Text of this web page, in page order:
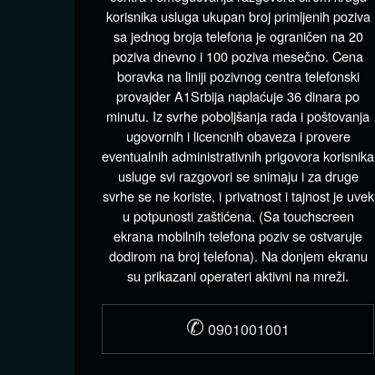
korisnika usluga ukupan broj primljenih poziva
sa jednog broja telefona je ograničen na 20
poziva dnevno i 100 poziva mesečno. Cena
boravka na liniji pozivnog centra telefonski
provajder A1Srbija naplaćuje 36 dinara po
minutu. Iz svrhe poboljšanja rada i poštovanja
ugovornih i licencnih obaveza i provere
eventualnih administrativnih prigovora korisnika
usluge svi razgovori se snimaju i za druge
svrhe se ne koriste, i privatnost i tajnost je uvek
u potpunosti zaštićena. (Sa touchscreen
ekrana mobilnih telefona poziv se ostvaruje
dodirom na broj telefona). Na donjem ekranu
su prikazani operateri aktivni na mreži.
✆ 0901001001